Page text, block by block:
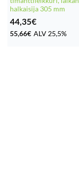
halkaisija 305 mm
44,35€
55,66€ ALV 25,5%